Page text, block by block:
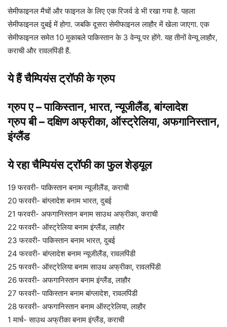
सेमीफाइनल मैचों और फाइनल के लिए एक रिजर्व डे भी रखा गया है. पहला
सेमीफाइनल दुबई में होगा. जबकि दूसरा सेमीफाइनल लाहौर में खेला जाएगा. एक
सेमीफाइनल समेत 10 मुकाबले पाकिस्तान के 3 वेन्यू पर होंगे. यह तीनों वेन्यू लाहौर,
कराची और रावलपिंडी हैं.
ये हैं चैम्पियंस ट्रॉफी के ग्रुप
ग्रुप ए – पाकिस्तान, भारत, न्यूजीलैंड, बांग्लादेश
ग्रुप बी – दक्षिण अफ्रीका, ऑस्ट्रेलिया, अफगानिस्तान,
इंग्लैंड
ये रहा चैम्पियंस ट्रॉफी का फुल शेड्यूल
19 फरवरी- पाकिस्तान बनाम न्यूजीलैंड, कराची
20 फरवरी- बांग्लादेश बनाम भारत, दुबई
21 फरवरी- अफगानिस्तान बनाम साउथ अफ्रीका, कराची
22 फरवरी- ऑस्ट्रेलिया बनाम इंग्लैंड, लाहौर
23 फरवरी- पाकिस्तान बनाम भारत, दुबई
24 फरवरी- बांग्लादेश बनाम न्यूजीलैंड, रावलपिंडी
25 फरवरी- ऑस्ट्रेलिया बनाम साउथ अफ्रीका, रावलपिंडी
26 फरवरी- अफगानिस्तान बनाम इंग्लैंड, लाहौर
27 फरवरी- पाकिस्तान बनाम बांग्लादेश, रावलपिंडी
28 फरवरी- अफगानिस्तान बनाम ऑस्ट्रेलिया, लाहौर
1 मार्च- साउथ अफ्रीका बनाम इंग्लैंड, कराची